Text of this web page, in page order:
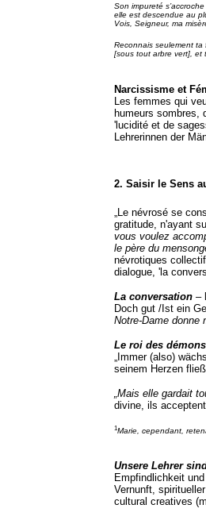
Son impureté
elle est descendue au
Vois, Seigneur, ma
Reconnais seulement ta
[sous tout arbre vert], et
Narcissisme et
Les femmes qui
humeurs sombres,
'lucidité et de
Lehrerinnen der
2. Saisir le Sens
„Le névrosé se
gratitude, n'ayant
vous voulez
le père du
névrotiques
dialogue, 'la
La conversation –
Doch gut /Ist ein
Notre-Dame donne
Le roi des
„Immer (also)
seinem Herzen
„Mais elle gardait
divine, ils
1Marie, cependant,
Unsere Lehrer
Empfindlichkeit
Vernunft,
cultural creatives